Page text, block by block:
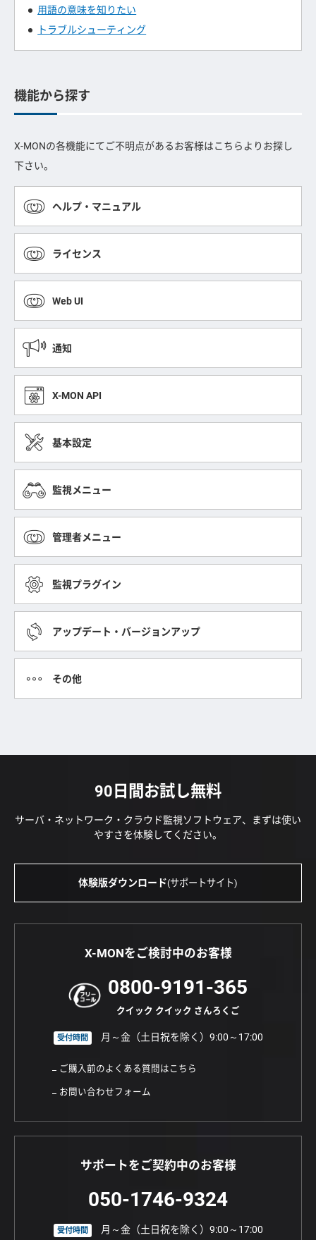
用語の意味を知りたい
トラブルシューティング
機能から探す
X-MONの各機能にてご不明点があるお客様はこちらよりお探し
下さい。
ヘルプ・マニュアル
ライセンス
Web UI
通知
X-MON API
基本設定
監視メニュー
管理者メニュー
監視プラグイン
アップデート・バージョンアップ
その他
90日間お試し無料
サーバ・ネットワーク・クラウド監視ソフトウェア、まずは使い
やすさを体験してください。
体験版ダウンロード(サポートサイト)
X-MONをご検討中のお客様
0800-9191-365
クイック クイック さんろくご
受付時間 月～金（土日祝を除く）9:00～17:00
ご購入前のよくある質問はこちら
お問い合わせフォーム
サポートをご契約中のお客様
050-1746-9324
受付時間 月～金（土日祝を除く）9:00～17:00